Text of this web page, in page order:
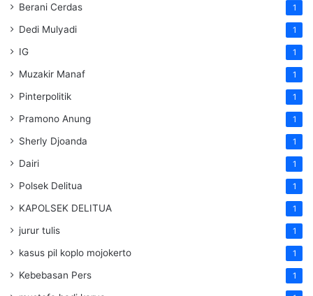
Berani Cerdas 1
Dedi Mulyadi 1
IG 1
Muzakir Manaf 1
Pinterpolitik 1
Pramono Anung 1
Sherly Djoanda 1
Dairi 1
Polsek Delitua 1
KAPOLSEK DELITUA 1
jurur tulis 1
kasus pil koplo mojokerto 1
Kebebasan Pers 1